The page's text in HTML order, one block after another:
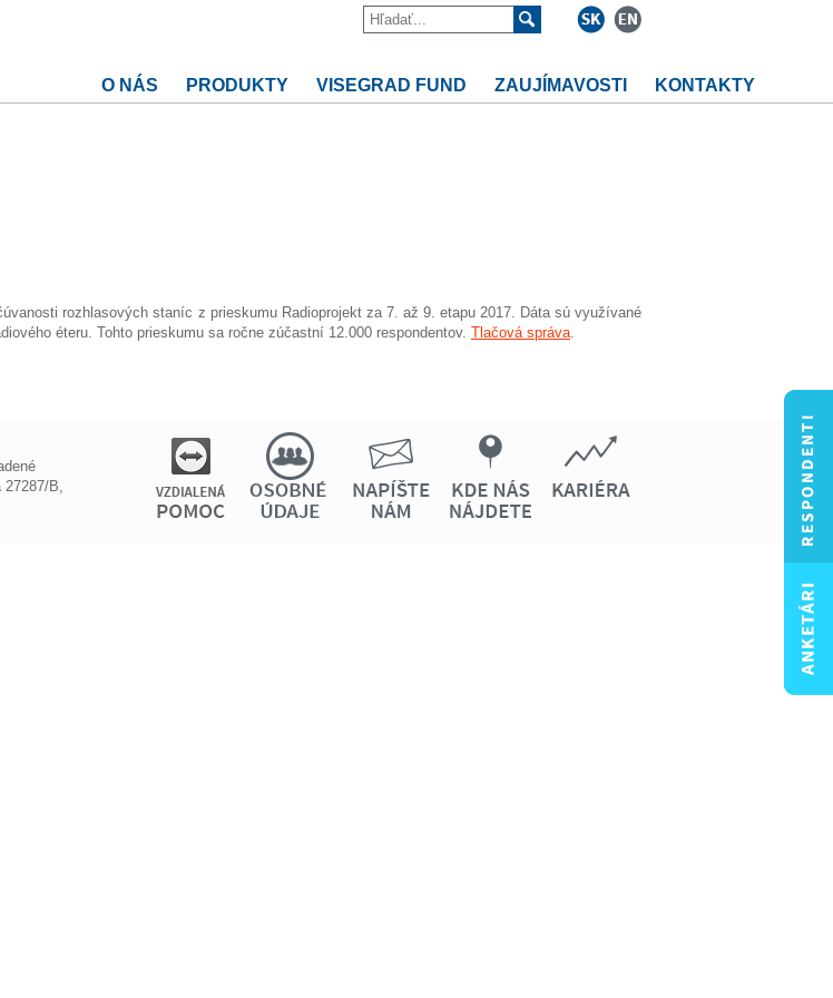
O NÁS PRODUKTY VISEGRAD FUND ZAUJÍMAVOSTI KONTAKTY
rozhlasových staníc z prieskumu Radioprojekt za 7. až 9. etapu 2017. Dáta sú využívané
éteru. Tohto prieskumu sa ročne zúčastní 12.000 respondentov. Tlačová správa.
27287/B,